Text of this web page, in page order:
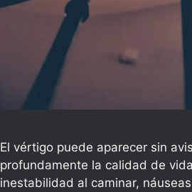
El vértigo puede aparecer sin
profundamente la calidad de
inestabilidad al caminar,